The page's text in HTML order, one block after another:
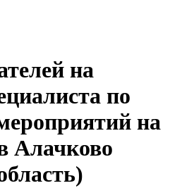
на
по
на
Алачково